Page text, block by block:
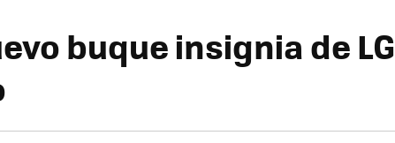
buque insignia de LG